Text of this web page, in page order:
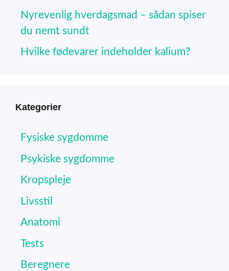
Nyrevenlig hverdagsmad – sådan spiser
du nemt sundt
Hvilke fødevarer indeholder kalium?
Kategorier
Fysiske sygdomme
Psykiske sygdomme
Kropspleje
Livsstil
Anatomi
Tests
Beregnere